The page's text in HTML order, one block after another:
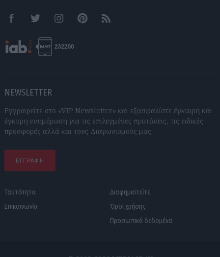
FacebookTwitter InstagramPinterestRSS feeds
NEWSLETTER
Εγγραφείτε στο «VIP Newsletter» και εξασφαλίστε έγκαιρη και
έγκυρη ενημέρωση για τις επιλεγμένες προτάσεις, τις ειδικές
προσφορές αλλά και τους Διαγωνισμούς μας.
ΕΓΓΡΑΦΗ
Ταυτότητα
Επικοινωνία
Διαφημιστείτε
Όροι χρήσης
Προσωπικά δεδομένα